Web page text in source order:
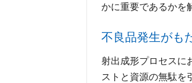
かに重要であるかを
不良品発生がも
射出成形プロセスに
ストと資源の無駄を